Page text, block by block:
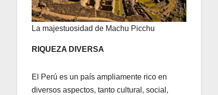
La majestuosidad de Machu Picchu
RIQUEZA DIVERSA
El Perú es un país ampliamente rico en
diversos aspectos, tanto cultural, social,